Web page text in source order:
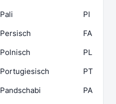
Pali
PI
Persisch
FA
Polnisch
PL
Portugiesisch
PT
Pandschabi
PA